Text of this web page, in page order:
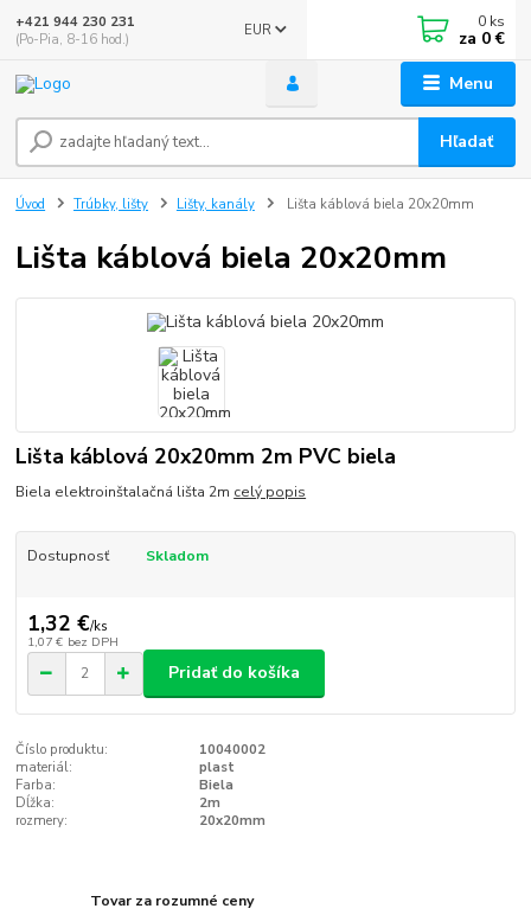
Menu
EUR
Hľadať
+421 944 230 231
(Po-Pia, 8-16 hod.)
0 ks
za 0 €
Úvod Trúbky, lišty Lišty, kanály Lišta káblová biela 20x20mm
Lišta káblová biela 20x20mm
Lišta káblová 20x20mm 2m PVC biela
Biela elektroinštalačná lišta 2m celý popis
Dostupnosť Skladom
1,32 €/ks
1,07 € bez DPH
Pridať do košíka
Číslo produktu:
10040002
materiál:
plast
Farba:
Biela
Dĺžka:
2m
rozmery:
20x20mm
Tovar za rozumné ceny